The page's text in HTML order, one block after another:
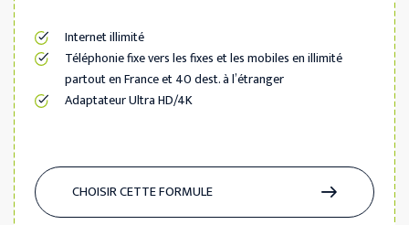
Internet illimité
Téléphonie fixe vers les fixes et les mobiles en illimité
partout en France et 40 dest. à l’étranger
Adaptateur Ultra HD/4K
CHOISIR CETTE FORMULE